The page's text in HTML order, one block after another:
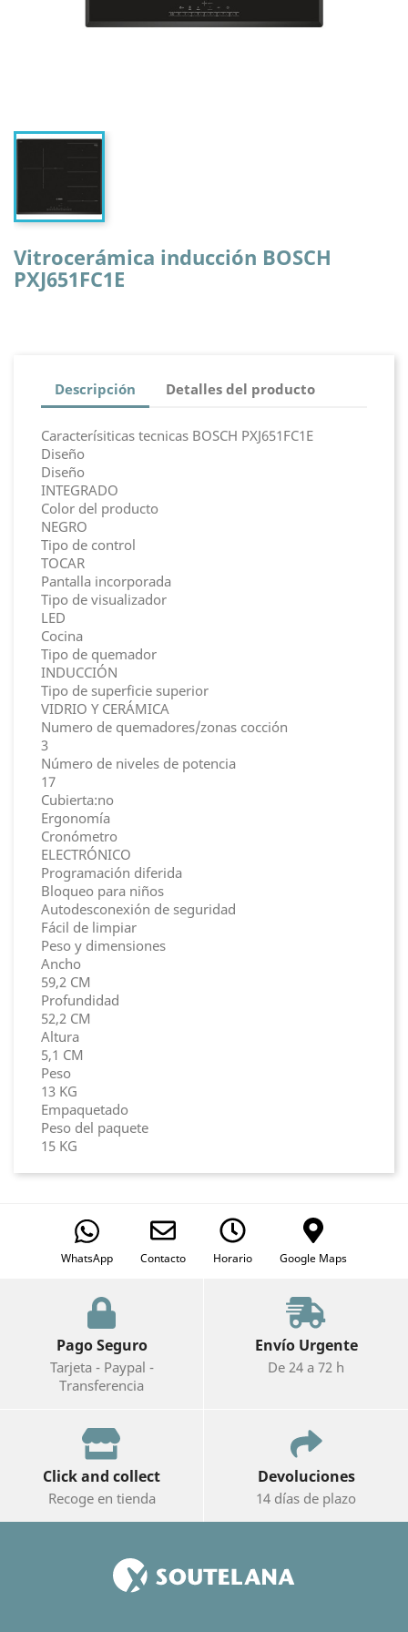
Vitrocerámica inducción BOSCH
PXJ651FC1E
Descripción Detalles del producto
Caracterísiticas tecnicas BOSCH PXJ651FC1E
Diseño
Diseño
INTEGRADO
Color del producto
NEGRO
Tipo de control
TOCAR
Pantalla incorporada
Tipo de visualizador
LED
Cocina
Tipo de quemador
INDUCCIÓN
Tipo de superficie superior
VIDRIO Y CERÁMICA
Numero de quemadores/zonas cocción
3
Número de niveles de potencia
17
Cubierta:no
Ergonomía
Cronómetro
ELECTRÓNICO
Programación diferida
Bloqueo para niños
Autodesconexión de seguridad
Fácil de limpiar
Peso y dimensiones
Ancho
59,2 CM
Profundidad
52,2 CM
Altura
5,1 CM
Peso
13 KG
Empaquetado
Peso del paquete
15 KG
WhatsApp Contacto Horario Google Maps
Pago Seguro
Tarjeta - Paypal -
Transferencia
Envío Urgente
De 24 a 72 h
Click and collect
Recoge en tienda
Devoluciones
14 días de plazo